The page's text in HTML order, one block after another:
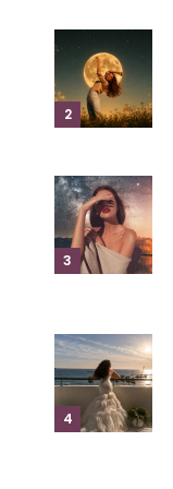
2
3
4